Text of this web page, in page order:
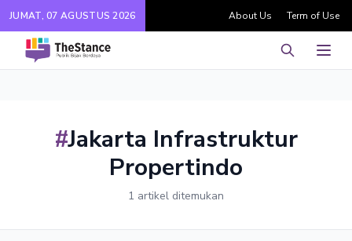
JUMAT, 07 AGUSTUS 2026 About Us Term of Use
Pencarian
#Jakarta Infrastruktur
Propertindo
1 artikel ditemukan